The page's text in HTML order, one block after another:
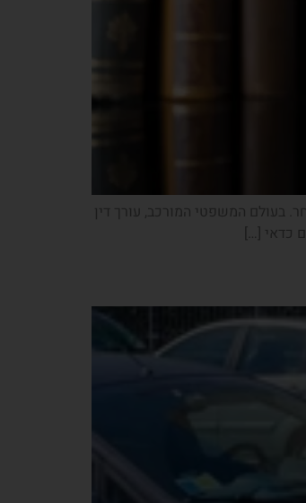
בעולם המשפטי המורכב, עורך דין
כדאי […]